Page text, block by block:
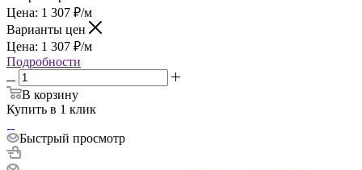
Цена: 1 307 ₽/м
Варианты цен
Цена: 1 307 ₽/м
Подробности
В корзину
Купить в 1 клик
Быстрый просмотр